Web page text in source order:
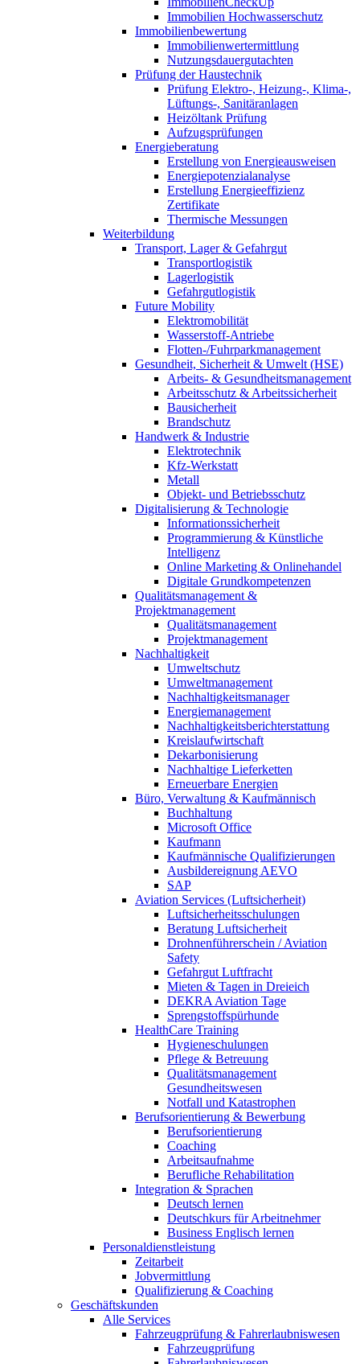
Immobilien Hochwasserschutz
Immobilienbewertung
Immobilienwertermittlung
Nutzungsdauergutachten
Prüfung der Haustechnik
Prüfung Elektro-, Heizung-, Klima-,
Lüftungs-, Sanitäranlagen
Heizöltank Prüfung
Aufzugsprüfungen
Energieberatung
Erstellung von Energieausweisen
Energiepotenzialanalyse
Erstellung Energieeffizienz
Zertifikate
Thermische Messungen
Weiterbildung
Transport, Lager & Gefahrgut
Transportlogistik
Lagerlogistik
Gefahrgutlogistik
Future Mobility
Elektromobilität
Wasserstoff-Antriebe
Flotten-/Fuhrparkmanagement
Gesundheit, Sicherheit & Umwelt (HSE)
Arbeits- & Gesundheitsmanagement
Arbeitsschutz & Arbeitssicherheit
Bausicherheit
Brandschutz
Handwerk & Industrie
Elektrotechnik
Kfz-Werkstatt
Metall
Objekt- und Betriebsschutz
Digitalisierung & Technologie
Informationssicherheit
Programmierung & Künstliche
Intelligenz
Online Marketing & Onlinehandel
Digitale Grundkompetenzen
Qualitätsmanagement &
Projektmanagement
Qualitätsmanagement
Projektmanagement
Nachhaltigkeit
Umweltschutz
Umweltmanagement
Nachhaltigkeitsmanager
Energiemanagement
Nachhaltigkeitsberichterstattung
Kreislaufwirtschaft
Dekarbonisierung
Nachhaltige Lieferketten
Erneuerbare Energien
Büro, Verwaltung & Kaufmännisch
Buchhaltung
Microsoft Office
Kaufmann
Kaufmännische Qualifizierungen
Ausbildereignung AEVO
SAP
Aviation Services (Luftsicherheit)
Luftsicherheitsschulungen
Beratung Luftsicherheit
Drohnenführerschein / Aviation
Safety
Gefahrgut Luftfracht
Mieten & Tagen in Dreieich
DEKRA Aviation Tage
Sprengstoffspürhunde
HealthCare Training
Hygieneschulungen
Pflege & Betreuung
Qualitätsmanagement
Gesundheitswesen
Notfall und Katastrophen
Berufsorientierung & Bewerbung
Berufsorientierung
Coaching
Arbeitsaufnahme
Berufliche Rehabilitation
Integration & Sprachen
Deutsch lernen
Deutschkurs für Arbeitnehmer
Business Englisch lernen
Personaldienstleistung
Zeitarbeit
Jobvermittlung
Qualifizierung & Coaching
Geschäftskunden
Alle Services
Fahrzeugprüfung & Fahrerlaubniswesen
Fahrzeugprüfung